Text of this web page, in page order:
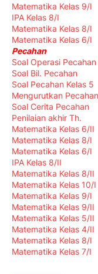
Matematika Kelas 9/I
IPA Kelas 8/I
Matematika Kelas 8/I
Matematika Kelas 6/I
Pecahan
Soal Operasi Pecahan
Soal Bil. Pecahan
Soal Pecahan Kelas 5
Mengurutkan Pecahan
Soal Cerita Pecahan
Penilaian akhir Th.
Matematika Kelas 6/II
Matematika Kelas 8/I
Matematika Kelas 6/I
IPA Kelas 8/II
Matematika Kelas 8/II
Matematika Kelas 10/I
Matematika Kelas 9/I
Matematika Kelas 9/II
Matematika Kelas 5/II
Matematika Kelas 4/II
Matematika Kelas 8/I
Matematika Kelas 7/I